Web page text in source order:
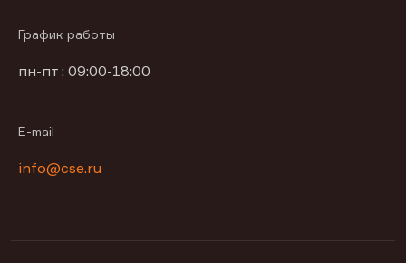
График работы
пн-пт : 09:00-18:00
E-mail
info@cse.ru